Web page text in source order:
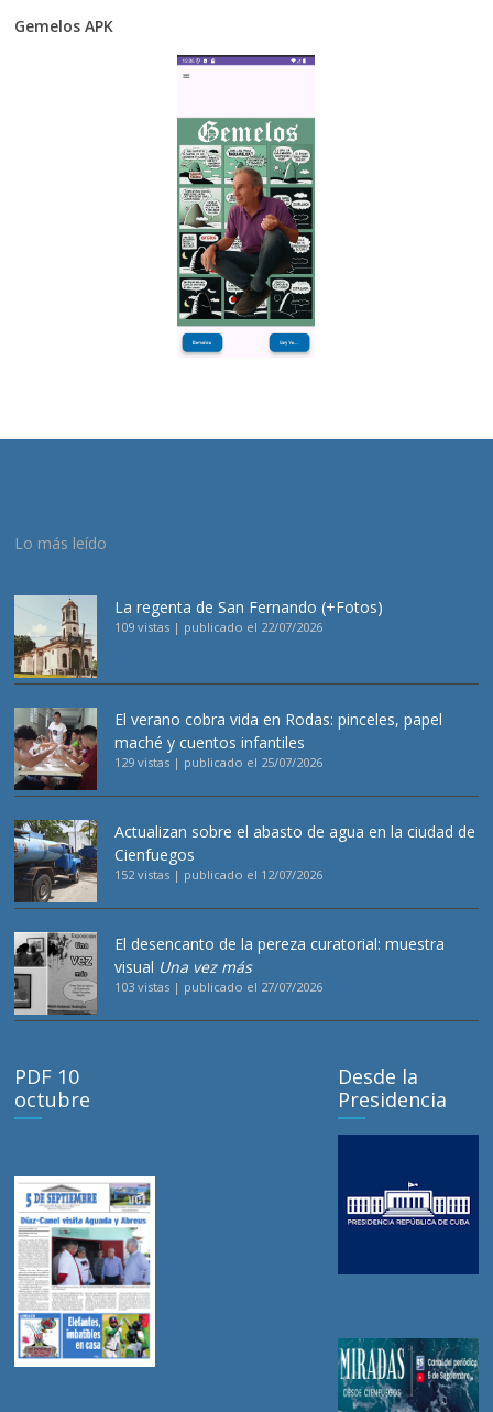
Gemelos APK
Lo más leído
La regenta de San Fernando (+Fotos)
109 vistas | publicado el 22/07/2026
El verano cobra vida en Rodas: pinceles, papel
maché y cuentos infantiles
129 vistas | publicado el 25/07/2026
Actualizan sobre el abasto de agua en la ciudad de
Cienfuegos
152 vistas | publicado el 12/07/2026
El desencanto de la pereza curatorial: muestra
visual Una vez más
103 vistas | publicado el 27/07/2026
PDF 10
octubre
Desde la
Presidencia